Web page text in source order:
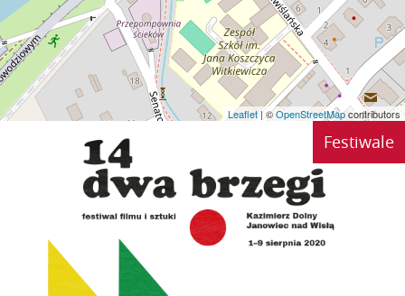
Leaflet| ©OpenStreetMapcontributors
Festiwale